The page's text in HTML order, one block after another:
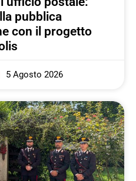
pubblica
con il progetto
5 Agosto 2026